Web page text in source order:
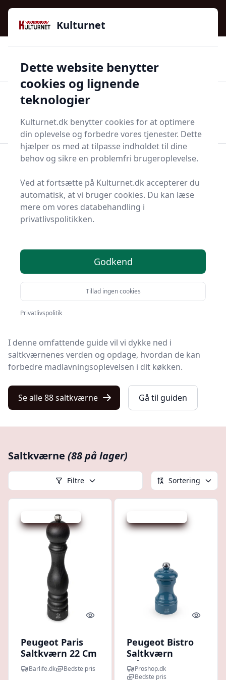
Kulturnet - Alt Det Gode I Livet | Din Kulturguide Siden
2016
97 kategorier 👍Kun godkendte butikker
Start søgning
Bolig og indretning
Køkken og spisestue
Saltkværne - 88 på lager
for enhver, der ønsker at forfine deres gastronomiske
kreationer.
Vi taler selvfølgelig om saltkværne, de små men
almindeligtsalt
I denne omfattende guide vil vi dykke ned i
saltkværnenes verden og opdage, hvordan de kan
forbedre madlavningsoplevelsen i dit køkken.
Se alle 88 saltkværne Gå til guiden
Saltkværne (88 på lager)
Filtre Sortering
Udsalg - spar 18 %
Quick look
Peugeot Paris
Saltkværn 22 Cm
Grafit Bøg
Barlife.dk Bedste pris
Quick
Peugeot Bistro
Saltkværn
Blå10cm
Proshop.dk
Bedste pris
Kulturnet
Dette website benytter
cookies og lignende
teknologier
Kulturnet.dk benytter cookies for at optimere
din oplevelse og forbedre vores tjenester. Dette
hjælper os med at tilpasse indholdet til dine
behov og sikre en problemfri brugeroplevelse.
Ved at fortsætte på Kulturnet.dk accepterer du
automatisk, at vi bruger cookies. Du kan læse
mere om vores databehandling i
privatlivspolitikken.
Godkend
Tillad ingen cookies
Privatlivspolitik